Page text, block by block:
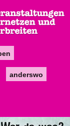
anderswo